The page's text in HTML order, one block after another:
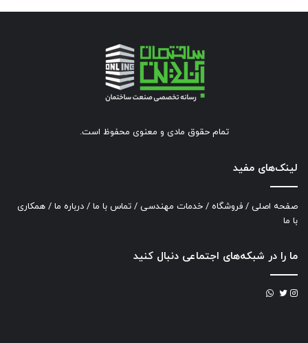
تمام حقوق مادی و معنوی محفوظ است.
لینک‌های مفید
صفحه اصلی / فروشگاه / خدمات مهندسی / تماس با ما / درباره ما / همکاری
با ما
ما را در شبکه‌های اجتماعی دنبال کنید